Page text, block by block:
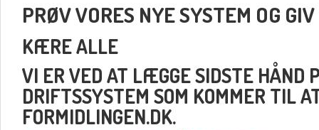
PRØV VORES NYE SYSTEM OG
KÆRE ALLE
VI ER VED AT LÆGGE SIDSTE HÅND
DRIFTSSYSTEM SOM KOMMER TIL
FORMIDLINGEN.DK.